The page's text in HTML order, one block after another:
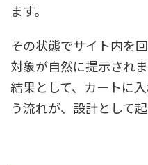
ます。
その状態でサイト内を
対象が自然に提示されま
結果として、カートに
う流れが、設計として